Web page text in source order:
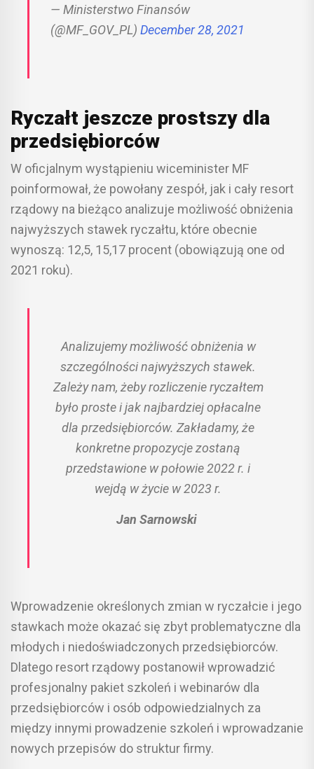
— Ministerstwo Finansów
(@MF_GOV_PL) December 28, 2021
Ryczałt jeszcze prostszy dla
przedsiębiorców
W oficjalnym wystąpieniu wiceminister MF
poinformował, że powołany zespół, jak i cały resort
rządowy na bieżąco analizuje możliwość obniżenia
najwyższych stawek ryczałtu, które obecnie
wynoszą: 12,5, 15,17 procent (obowiązują one od
2021 roku).
Analizujemy możliwość obniżenia w
szczególności najwyższych stawek.
Zależy nam, żeby rozliczenie ryczałtem
było proste i jak najbardziej opłacalne
dla przedsiębiorców. Zakładamy, że
konkretne propozycje zostaną
przedstawione w połowie 2022 r. i
wejdą w życie w 2023 r.
Jan Sarnowski
Wprowadzenie określonych zmian w ryczałcie i jego
stawkach może okazać się zbyt problematyczne dla
młodych i niedoświadczonych przedsiębiorców.
Dlatego resort rządowy postanowił wprowadzić
profesjonalny pakiet szkoleń i webinarów dla
przedsiębiorców i osób odpowiedzialnych za
między innymi prowadzenie szkoleń i wprowadzanie
nowych przepisów do struktur firmy.